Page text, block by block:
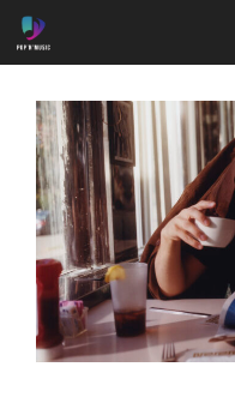
Aller
au